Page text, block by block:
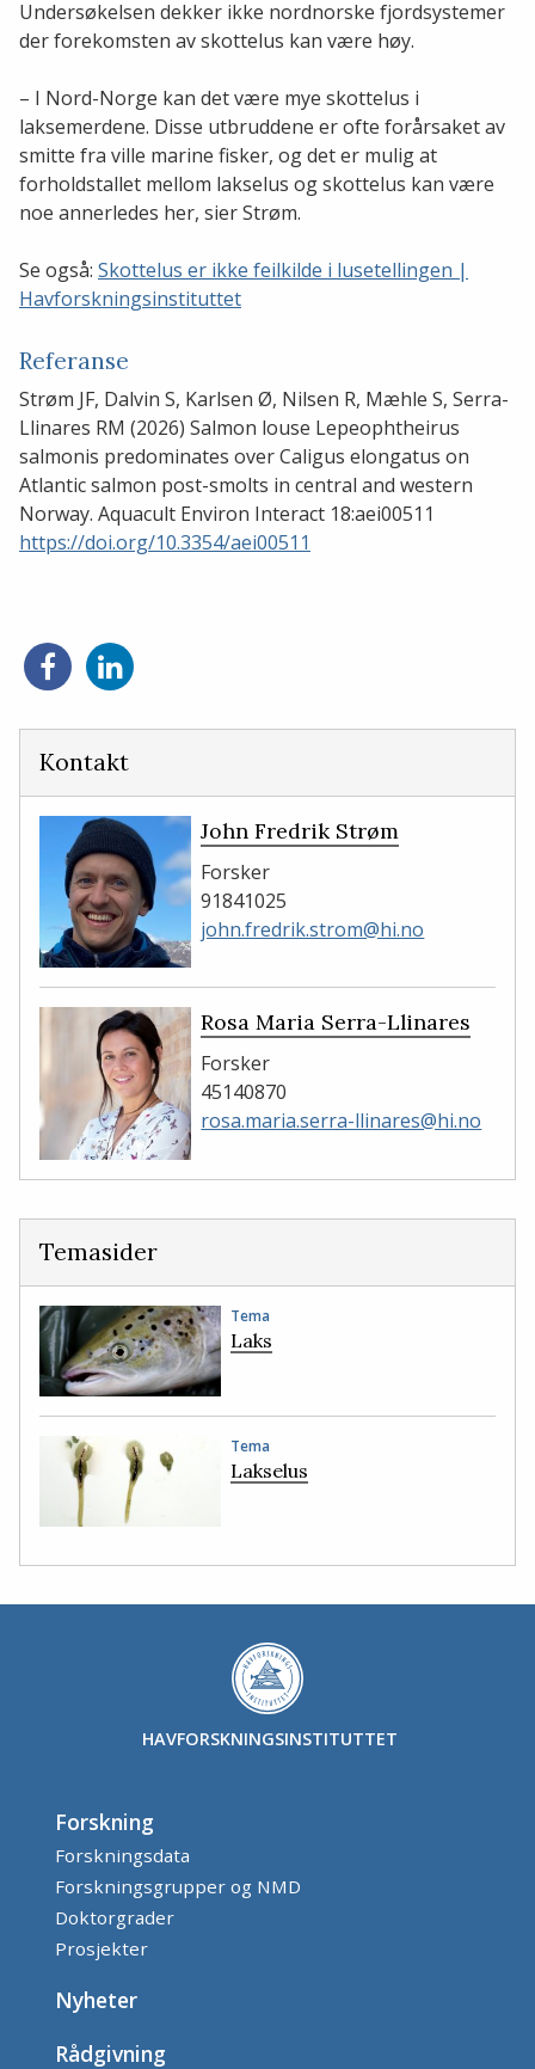
Undersøkelsen dekker ikke nordnorske fjordsystemer
der forekomsten av skottelus kan være høy.
– I Nord-Norge kan det være mye skottelus i
laksemerdene. Disse utbruddene er ofte forårsaket av
smitte fra ville marine fisker, og det er mulig at
forholdstallet mellom lakselus og skottelus kan være
noe annerledes her, sier Strøm.
Se også: Skottelus er ikke feilkilde i lusetellingen |
Havforskningsinstituttet
Referanse
Strøm JF, Dalvin S, Karlsen Ø, Nilsen R, Mæhle S, Serra-
Llinares RM (2026) Salmon louse Lepeophtheirus
salmonis predominates over Caligus elongatus on
Atlantic salmon post-smolts in central and western
Norway. Aquacult Environ Interact 18:aei00511
https://doi.org/10.3354/aei00511
Del
på
Del
på
Kontakt
John Fredrik Strøm
Forsker
91841025
john.fredrik.strom@hi.no
Rosa Maria Serra-Llinares
Forsker
45140870
rosa.maria.serra-llinares@hi.no
Temasider
Tema
Laks
Tema
Lakselus
HAVFORSKNINGSINSTITUTTET
Forskning
Forskningsdata
Forskningsgrupper og NMD
Doktorgrader
Prosjekter
Nyheter
Rådgivning